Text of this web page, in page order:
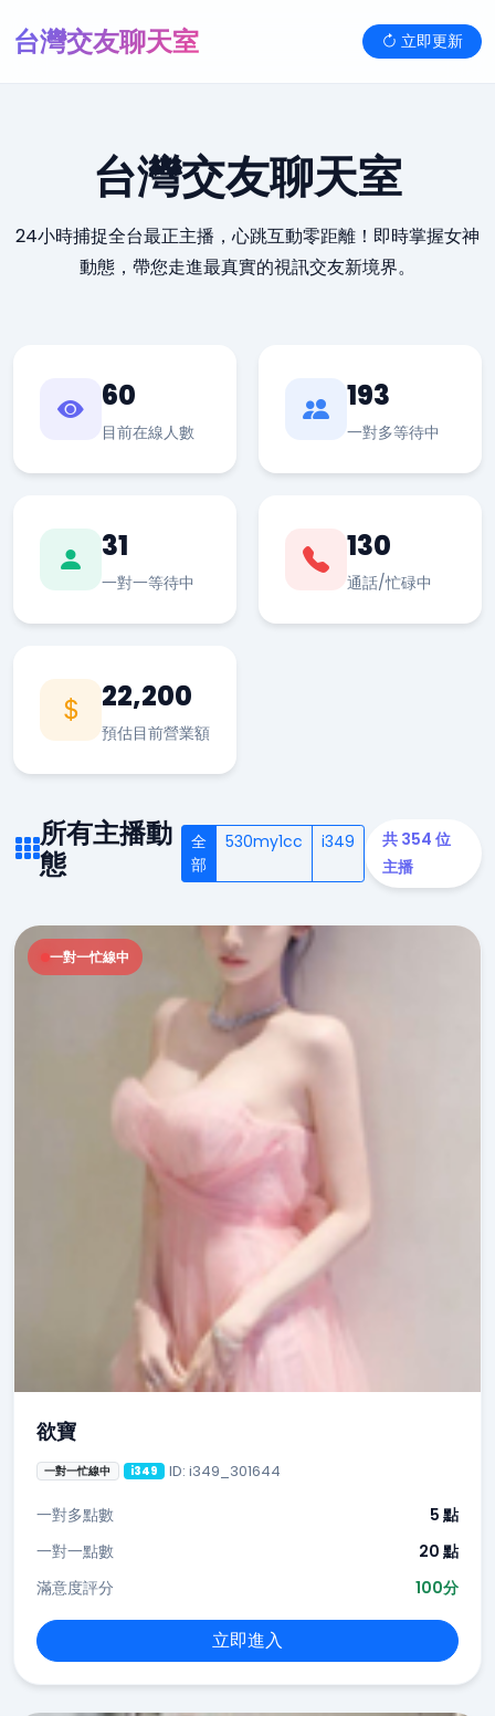
台灣交友聊天室 立即更新
台灣交友聊天室
24小時捕捉全台最正主播，心跳互動零距離！即時掌握女神
動態，帶您走進最真實的視訊交友新境界。
60
目前在線人數
193
一對多等待中
31
一對一等待中
130
通話/忙碌中
22,200
預估目前營業額
所有主播動
態
全
部
530my1cc i349
共 354 位
主播
一對一忙線中
欲寶
一對一忙線中 i349 ID: i349_301644
一對多點數
5 點
一對一點數
20 點
滿意度評分
100分
立即進入